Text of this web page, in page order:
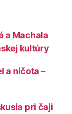
a Machala
kultúry
a ničota –
pri čaji